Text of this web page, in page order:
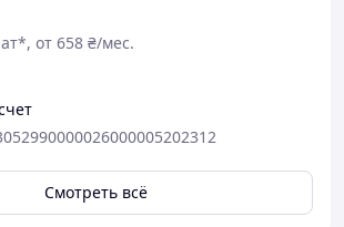
от 658 ₴/мес.
Смотреть всё